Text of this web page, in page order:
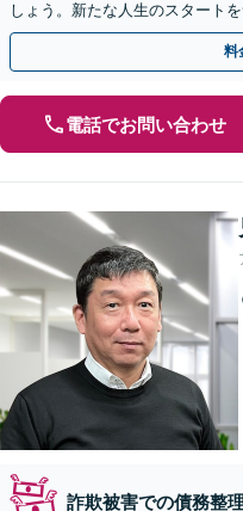
しょう。新たな人生のスタート
理/個人再生/法人破産/時効の援
料
電話でお問い合わせ
詐欺被害での債務整